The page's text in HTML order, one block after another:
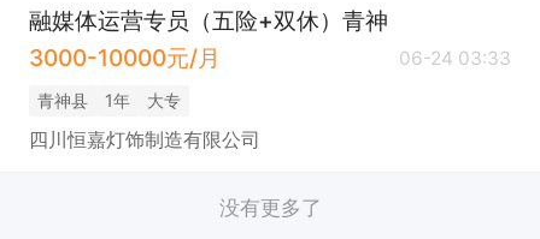
融媒体运营专员（五险+双休）青神
3000-10000元/月
06-24 03:33
青神县 1年 大专
四川恒嘉灯饰制造有限公司
没有更多了